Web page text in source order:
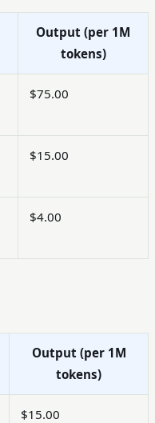
Output (per 1M
tokens)
$75.00
$15.00
$4.00
Output (per 1M
tokens)
$15.00